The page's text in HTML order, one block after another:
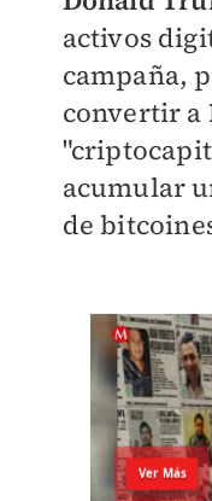
activos
campaña,
convertir a
acumular
de